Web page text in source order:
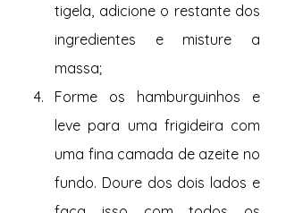
tigela, adicione o restante dos
ingredientes e misture a
massa;
Forme os hamburguinhos e
leve para uma frigideira com
uma fina camada de azeite no
fundo. Doure dos dois lados e